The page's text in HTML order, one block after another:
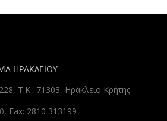
ΗΡΑΚΛΕΙΟΥ
Τ.Κ.: 71303, Ηράκλειο Κρήτης
, Fax: 2810 313199